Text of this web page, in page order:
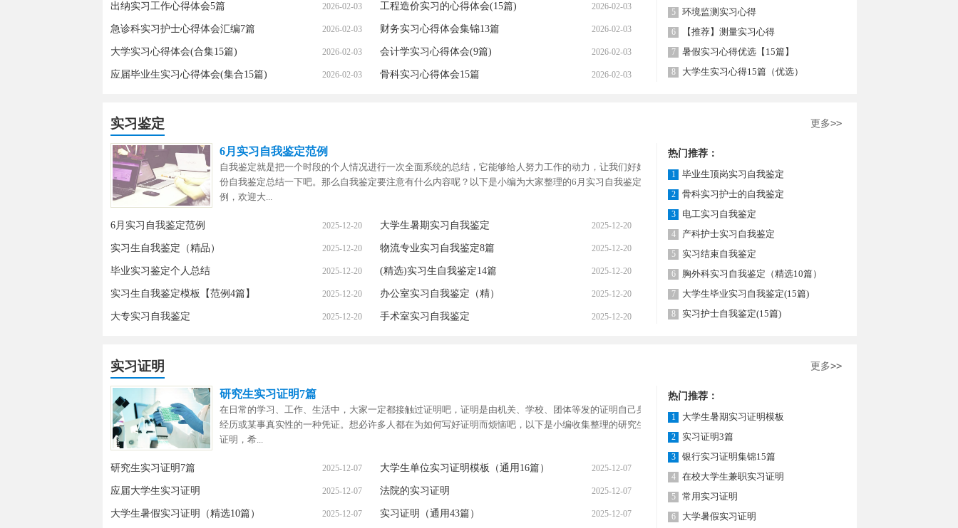
2026-02-03
出纳实习工作心得体会5篇 2026-02-03
工程造价实习的心得体会(15篇)
2026-02-03
急诊科实习护士心得体会汇编7篇 2026-02-03
财务实习心得体会集锦13篇
2026-02-03
大学实习心得体会(合集15篇) 2026-02-03
会计学实习心得体会(9篇)
2026-02-03
应届毕业生实习心得体会(集合15篇) 2026-02-03
骨科实习心得体会15篇
5 环境监测实习心得
6 【推荐】测量实习心得
7 暑假实习心得优选【15篇】
8 大学生实习心得15篇（优选）
实习鉴定 更多>>
6月实习自我鉴定范例
自我鉴定就是把一个时段的个人情况进行一次全面系统的总结，它能够给人努力工作的动力，让我们好好写一
份自我鉴定总结一下吧。那么自我鉴定要注意有什么内容呢？以下是小编为大家整理的6月实习自我鉴定范
例，欢迎大...
2025-12-20
6月实习自我鉴定范例 2025-12-20
大学生暑期实习自我鉴定
2025-12-20
实习生自我鉴定（精品） 2025-12-20
物流专业实习自我鉴定8篇
2025-12-20
毕业实习鉴定个人总结 2025-12-20
(精选)实习生自我鉴定14篇
2025-12-20
实习生自我鉴定模板【范例4篇】 2025-12-20
办公室实习自我鉴定（精）
2025-12-20
大专实习自我鉴定 2025-12-20
手术室实习自我鉴定
热门推荐：
1 毕业生顶岗实习自我鉴定
2 骨科实习护士的自我鉴定
3 电工实习自我鉴定
4 产科护士实习自我鉴定
5 实习结束自我鉴定
6 胸外科实习自我鉴定（精选10篇）
7 大学生毕业实习自我鉴定(15篇)
8 实习护士自我鉴定(15篇)
实习证明 更多>>
研究生实习证明7篇
在日常的学习、工作、生活中，大家一定都接触过证明吧，证明是由机关、学校、团体等发的证明自己身份、
经历或某事真实性的一种凭证。想必许多人都在为如何写好证明而烦恼吧，以下是小编收集整理的研究生实习
证明，希...
2025-12-07
研究生实习证明7篇 2025-12-07
大学生单位实习证明模板（通用16篇）
2025-12-07
应届大学生实习证明 2025-12-07
法院的实习证明
2025-12-07
大学生暑假实习证明（精选10篇） 2025-12-07
实习证明（通用43篇）
热门推荐：
1 大学生暑期实习证明模板
2 实习证明3篇
3 银行实习证明集锦15篇
4 在校大学生兼职实习证明
5 常用实习证明
6 大学暑假实习证明